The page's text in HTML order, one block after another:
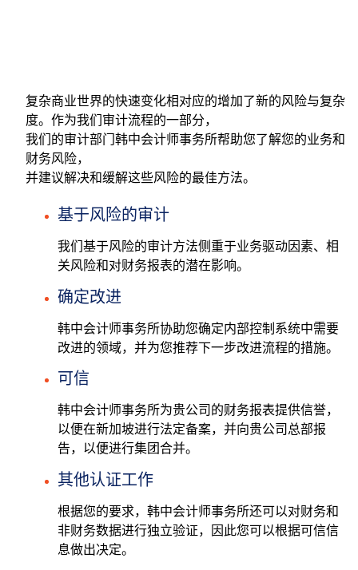
复杂商业世界的快速变化相对应的增加了新的风险与复杂
度。作为我们审计流程的一部分，
我们的审计部门韩中会计师事务所帮助您了解您的业务和
财务风险，
并建议解决和缓解这些风险的最佳方法。
基于风险的审计
我们基于风险的审计方法侧重于业务驱动因素、相
关风险和对财务报表的潜在影响。
确定改进
韩中会计师事务所协助您确定内部控制系统中需要
改进的领域，并为您推荐下一步改进流程的措施。
可信
韩中会计师事务所为贵公司的财务报表提供信誉，
以便在新加坡进行法定备案，并向贵公司总部报
告，以便进行集团合并。
其他认证工作
根据您的要求，韩中会计师事务所还可以对财务和
非财务数据进行独立验证，因此您可以根据可信信
息做出决定。